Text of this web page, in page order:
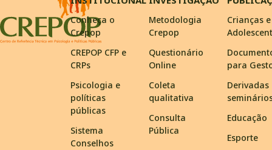
Conheça o
Crepop
CREPOP CFP e
CRPs
Psicologia e
políticas
públicas
Sistema
Conselhos
Metodologia
Crepop
Questionário
Online
Coleta
qualitativa
Consulta
Pública
Crianças e
para
Derivadas
Educação
Esporte